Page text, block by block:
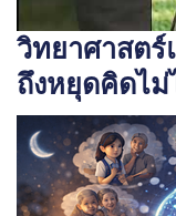
วิทยาศาสตร์
ถึงหยุดคิดไม่